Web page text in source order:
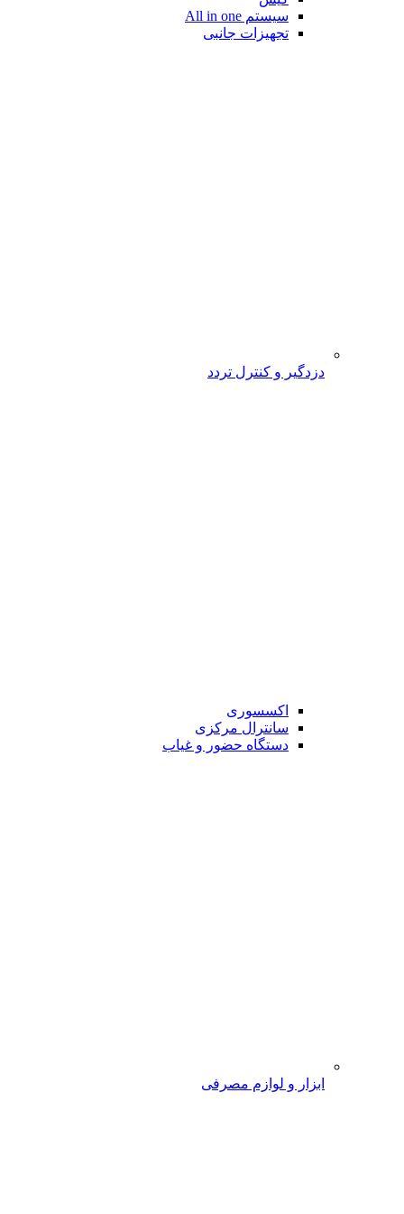
سیستم All in one
تجهیزات جانبی
دزدگیر و کنترل تردد
اکسسوری
سانترال مرکزی
دستگاه حضور و غیاب
ابزار و لوازم مصرفی